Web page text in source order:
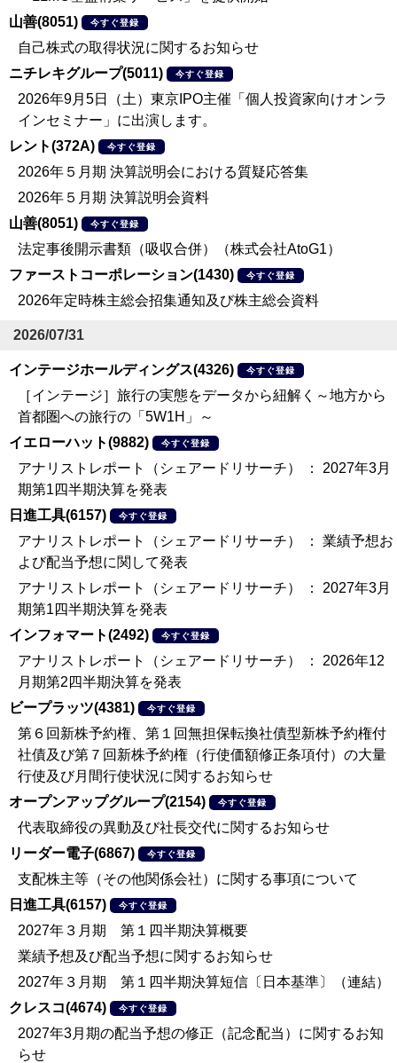
山善(8051)
今すぐ登録
自己株式の取得状況に関するお知らせ
ニチレキグループ(5011)
今すぐ登録
2026年9月5日（土）東京IPO主催「個人投資家向けオンラ
インセミナー」に出演します。
レント(372A)
今すぐ登録
2026年５月期 決算説明会における質疑応答集
2026年５月期 決算説明会資料
山善(8051)
今すぐ登録
法定事後開示書類（吸収合併）（株式会社AtoG1）
ファーストコーポレーション(1430)
今すぐ登録
2026年定時株主総会招集通知及び株主総会資料
2026/07/31
インテージホールディングス(4326) 今すぐ登録
［インテージ］旅行の実態をデータから紐解く～地方から
首都圏への旅行の「5W1H」～
イエローハット(9882)
今すぐ登録
アナリストレポート（シェアードリサーチ） ： 2027年3月
期第1四半期決算を発表
日進工具(6157)
今すぐ登録
アナリストレポート（シェアードリサーチ） ： 業績予想お
よび配当予想に関して発表
アナリストレポート（シェアードリサーチ） ： 2027年3月
期第1四半期決算を発表
インフォマート(2492)
今すぐ登録
アナリストレポート（シェアードリサーチ） ： 2026年12
月期第2四半期決算を発表
ビープラッツ(4381)
今すぐ登録
第６回新株予約権、第１回無担保転換社債型新株予約権付
社債及び第７回新株予約権（行使価額修正条項付）の大量
行使及び月間行使状況に関するお知らせ
オープンアップグループ(2154)
今すぐ登録
代表取締役の異動及び社長交代に関するお知らせ
リーダー電子(6867)
今すぐ登録
支配株主等（その他関係会社）に関する事項について
日進工具(6157)
今すぐ登録
2027年３月期 第１四半期決算概要
業績予想及び配当予想に関するお知らせ
2027年３月期 第１四半期決算短信〔日本基準〕（連結）
クレスコ(4674)
今すぐ登録
2027年3月期の配当予想の修正（記念配当）に関するお知
らせ